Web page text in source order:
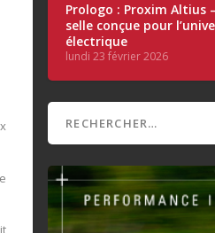
Prologo : Proxim Altius
selle conçue pour
électrique
lundi 23 février 2026